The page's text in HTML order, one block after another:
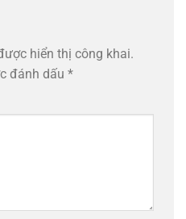
hiển thị công khai.
đánh dấu *